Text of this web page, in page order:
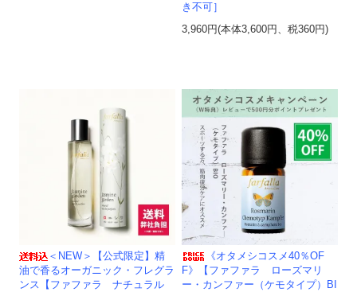
き不可］
3,960円(本体3,600円、税360円)
＜NEW＞【公式限定】精
油で香るオーガニック・フレグラ
ンス【ファファラ ナチュラル
《オタメシコスメ40％OF
F》【ファファラ ローズマリ
ー・カンファー（ケモタイプ）BI